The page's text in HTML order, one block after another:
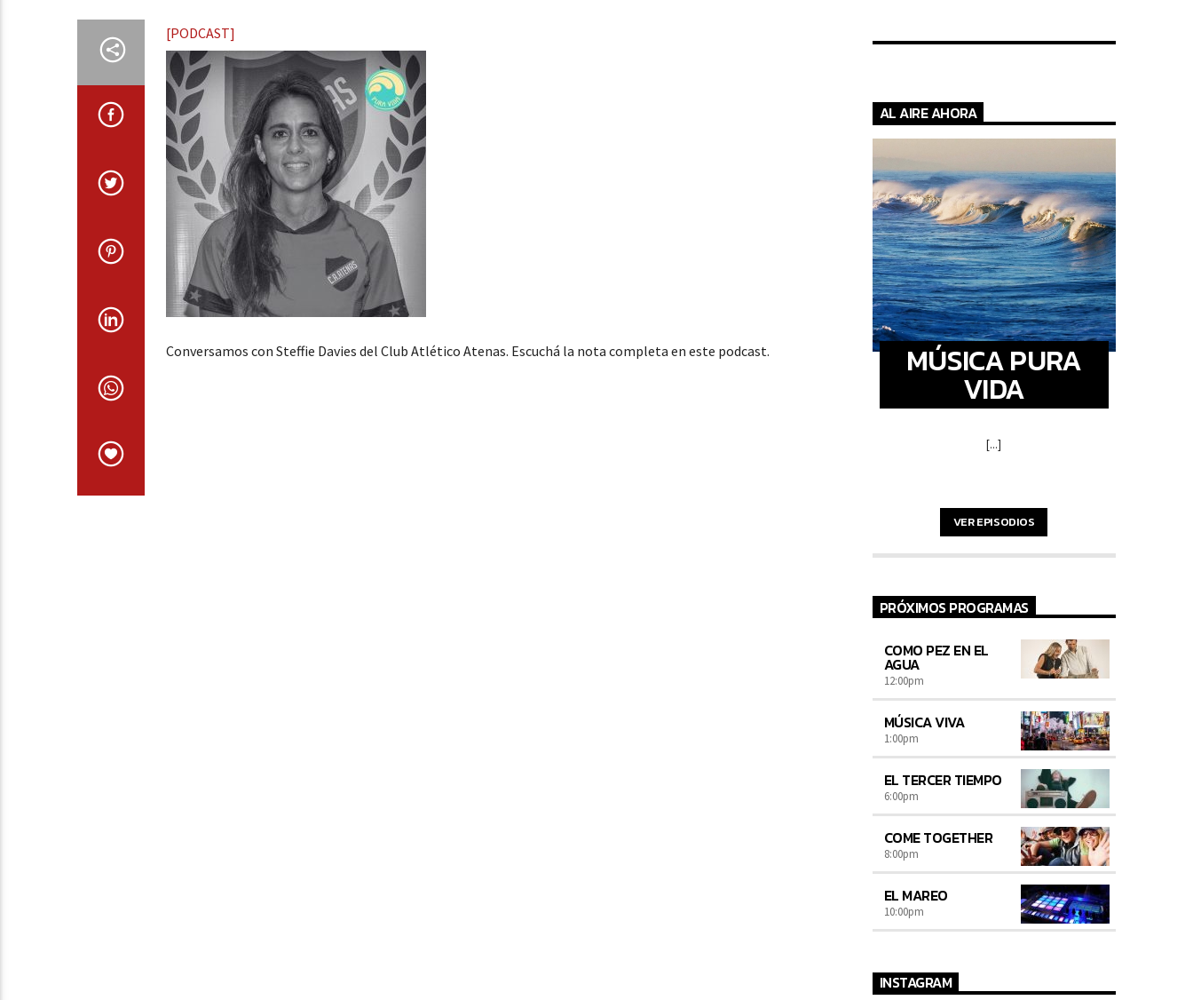
[PODCAST]
Conversamos con Steffie Davies del Club Atlético Atenas. Escuchá la nota completa en este podcast.
AL AIRE AHORA
MÚSICA PURA
VIDA
[...]
VER EPISODIOS
PRÓXIMOS PROGRAMAS
COMO PEZ EN EL
AGUA
12:00pm
MÚSICA VIVA
1:00pm
EL TERCER TIEMPO
6:00pm
COME TOGETHER
8:00pm
EL MAREO
10:00pm
INSTAGRAM